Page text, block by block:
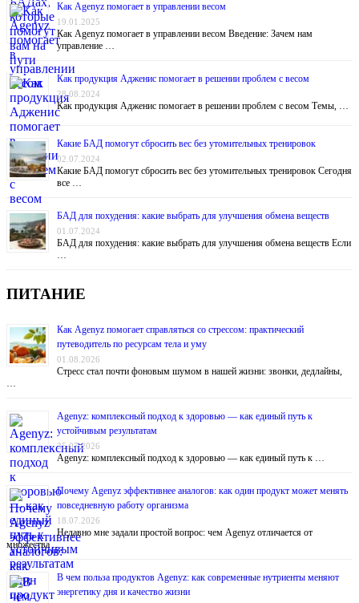
Как Agenyz помогает в управлении весом
19.01.2025
Как Agenyz помогает в управлении весом Введение: Зачем нам
управление …
Как продукция Адженис помогает в решении проблем с весом
28.08.2024
Как продукция Адженис помогает в решении проблем с весом Темы, …
Какие БАД помогут сбросить вес без утомительных тренировок
02.07.2024
Какие БАД помогут сбросить вес без утомительных тренировок Сегодня
все …
БАД для похудения: какие выбрать для улучшения обмена веществ
01.07.2024
БАД для похудения: какие выбрать для улучшения обмена веществ Если
…
ПИТАНИЕ
Как Agenyz помогает справляться со стрессом: практический
путеводитель по ресурсам тела и уму
01.08.2026
Стресс стал почти фоновым шумом в нашей жизни: звонки, дедлайны,
Agenyz: комплексный подход к здоровью — как единый путь к
устойчивым результатам
25.07.2026
Agenyz: комплексный подход к здоровью — как единый путь к …
Почему Agenyz эффективнее аналогов: как один продукт может менять
повседневную работу организма
18.07.2026
Недавно мне задали простой вопрос: чем Agenyz отличается от
множества …
В чем польза продуктов Agenyz: как современные нутриенты меняют
энергетику дня и качество жизни